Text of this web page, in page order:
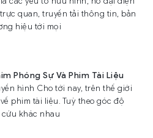
quan, truyền tải thông tin, bản
hiệu tới mọi
Phóng Sự Và Phim Tài Liệu
hình Cho tới nay, trên thế giới
phim tài liệu. Tuỳ theo góc độ
khác nhau